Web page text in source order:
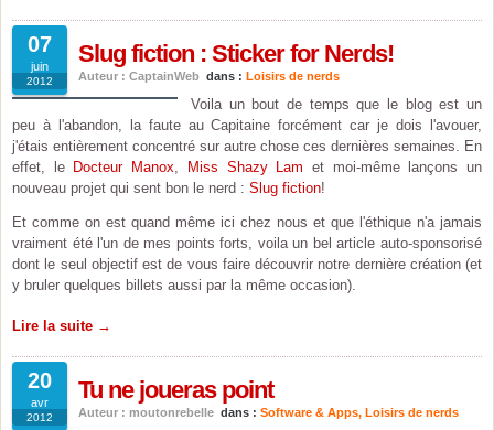
07
juin
2012
Slug fiction : Sticker for Nerds!
Auteur : CaptainWeb dans : Loisirs de nerds
Voila un bout de temps que le blog est un
peu à l'abandon, la faute au Capitaine forcément car je dois l'avouer,
j'étais entièrement concentré sur autre chose ces dernières semaines. En
effet, le Docteur Manox, Miss Shazy Lam et moi-même lançons un
nouveau projet qui sent bon le nerd : Slug fiction!
Et comme on est quand même ici chez nous et que l'éthique n'a jamais
vraiment été l'un de mes points forts, voila un bel article auto-sponsorisé
dont le seul objectif est de vous faire découvrir notre dernière création (et
y bruler quelques billets aussi par la même occasion).
Lire la suite →
20
avr
2012
Tu ne joueras point
Auteur : moutonrebelle dans : Software & Apps, Loisirs de nerds